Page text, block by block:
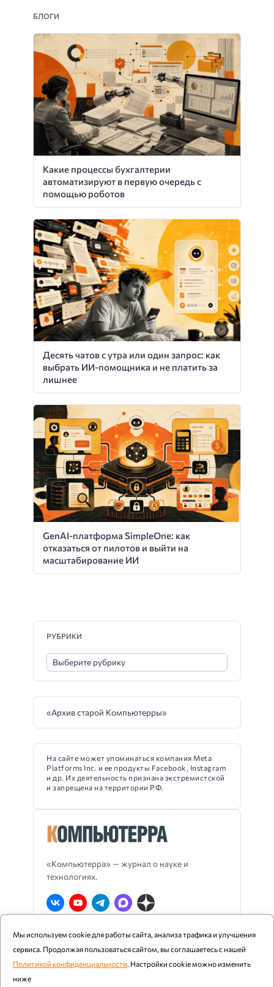
БЛОГИ
Какие процессы бухгалтерии
автоматизируют в первую очередь с
помощью роботов
Десять чатов с утра или один запрос: как
выбрать ИИ-помощника и не платить за
лишнее
GenAI-платформа SimpleOne: как
отказаться от пилотов и выйти на
масштабирование ИИ
«Компьютерра» — журнал о науке и
технологиях.
О Компьютерре Блог издания
RSS
Реклама
Политика конфиденциальности
РУБРИКИ
«Архив старой Компьютерры»
На сайте может упоминаться компания Meta
Platforms Inc. и ее продукты Facebook, Instagram
и др. Их деятельность признана экстремистской
и запрещена на территории РФ.
Мы используем cookie для работы сайта, анализа трафика и улучшения
сервиса. Продолжая пользоваться сайтом, вы соглашаетесь с нашей
Политикой конфиденциальности. Настройки cookie можно изменить
ниже